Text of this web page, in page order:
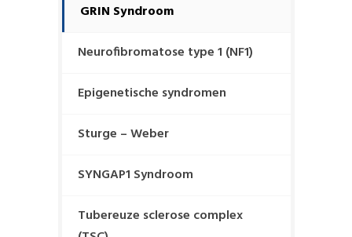
GRIN Syndroom
Neurofibromatose type 1 (NF1)
Epigenetische syndromen
Sturge – Weber
SYNGAP1 Syndroom
Tubereuze sclerose complex